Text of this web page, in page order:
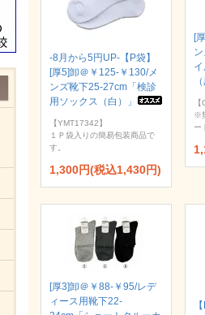
-8月から5円UP-【P袋】
[厚5]卸＠￥125-￥130/メ
ンズ靴下25-27cm「検診
用ソックス（白）」
【YMT17342】
１Ｐ袋入りの簡易包装商品で
す。
1,300円(税込1,430円)
[
※
ー
[厚3]卸＠￥88-￥95/レデ
ィース用靴下22-